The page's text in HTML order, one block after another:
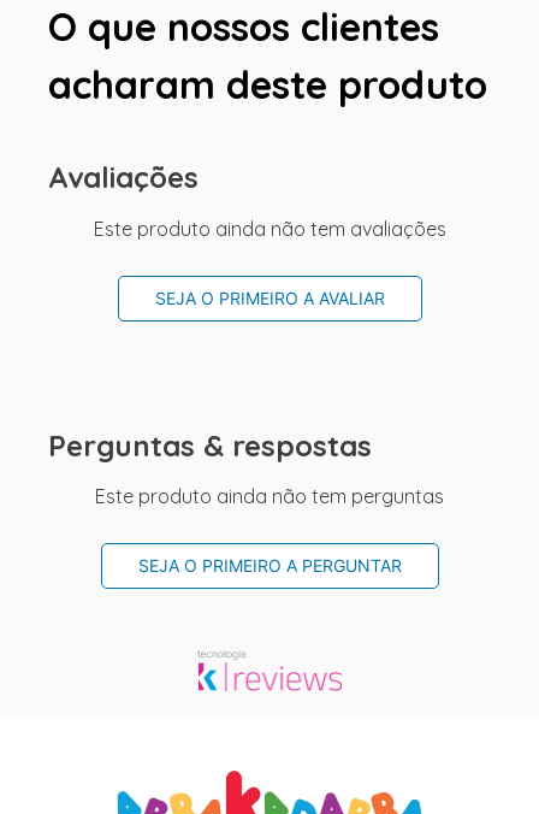
O que nossos clientes
acharam deste produto
Avaliações
Este produto ainda não tem avaliações
SEJA O PRIMEIRO A AVALIAR
Perguntas & respostas
Este produto ainda não tem perguntas
SEJA O PRIMEIRO A PERGUNTAR